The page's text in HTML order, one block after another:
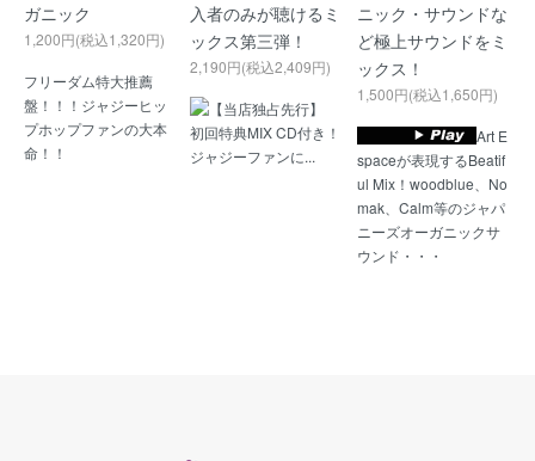
ガニック
1,200円(税込1,320円)
フリーダム特大推薦
盤！！！ジャジーヒッ
プホップファンの大本
命！！
入者のみが聴けるミ
ックス第三弾！
2,190円(税込2,409円)
【当店独占先行】
初回特典MIX CD付き！
ジャジーファンに...
ニック・サウンドな
ど極上サウンドをミ
ックス！
1,500円(税込1,650円)
Art E
spaceが表現するBeatif
ul Mix！woodblue、No
mak、Calm等のジャパ
ニーズオーガニックサ
ウンド・・・